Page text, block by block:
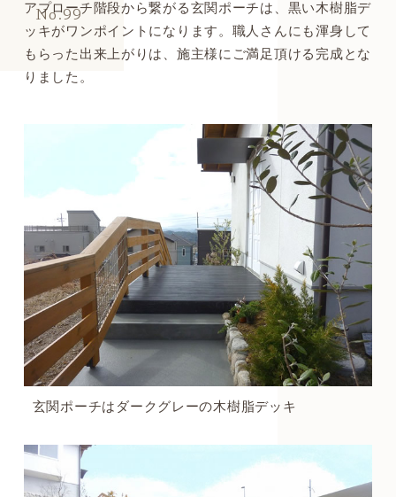
No.99
アプローチ階段から繋がる玄関ポーチは、黒い木樹脂デ
ッキがワンポイントになります。職人さんにも渾身して
もらった出来上がりは、施主様にご満足頂ける完成とな
りました。
玄関ポーチはダークグレーの木樹脂デッキ